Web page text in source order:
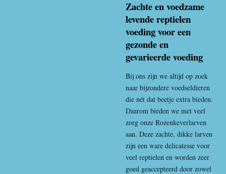
Zachte en voedzame
levende reptielen
voeding voor een
gezonde en
gevarieerde voeding
Bij ons zijn we altijd op zoek
naar bijzondere voedseldieren
die nét dat beetje extra bieden.
Daarom bieden we met veel
zorg onze Rozenkeverlarven
aan. Deze zachte, dikke larven
zijn een ware delicatesse voor
veel reptielen en worden zeer
goed geaccepteerd door zowel